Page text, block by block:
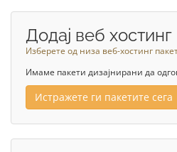
Додај веб хостинг
Изберете од низа веб-хостинг
Имаме пакети дизајнирани да
Истражете ги пакетите сега